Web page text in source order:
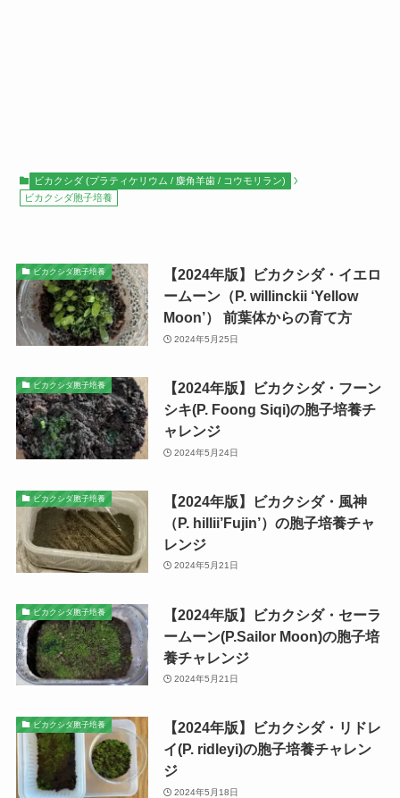
ビカクシダ (プラティケリウム / 麋角羊歯 / コウモリラン)
ビカクシダ胞子培養
ビカクシダ胞子培養
【2024年版】ビカクシダ・イエロ
ームーン（P. willinckii ‘Yellow
Moon’） 前葉体からの育て方
2024年5月25日
ビカクシダ胞子培養
【2024年版】ビカクシダ・フーン
シキ(P. Foong Siqi)の胞子培養チ
ャレンジ
2024年5月24日
ビカクシダ胞子培養
【2024年版】ビカクシダ・風神
（P. hillii’Fujin’）の胞子培養チャ
レンジ
2024年5月21日
ビカクシダ胞子培養
【2024年版】ビカクシダ・セーラ
ームーン(P.Sailor Moon)の胞子培
養チャレンジ
2024年5月21日
ビカクシダ胞子培養
【2024年版】ビカクシダ・リドレ
イ(P. ridleyi)の胞子培養チャレン
ジ
2024年5月18日